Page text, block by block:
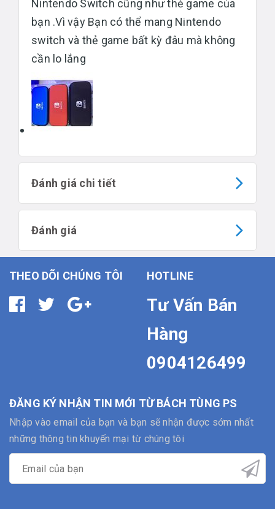
Nintendo Switch cũng như thẻ game của
bạn .Vì vậy Bạn có thể mang Nintendo
switch và thẻ game bất kỳ đâu mà không
cần lo lắng
Đánh giá chi tiết
Đánh giá
THEO DÕI CHÚNG TÔI HOTLINE
Tư Vấn Bán
Hàng
0904126499
ĐĂNG KÝ NHẬN TIN MỚI TỪ BÁCH TÙNG PS
Nhập vào email của bạn và bạn sẽ nhận được sớm nhất
những thông tin khuyến mại từ chúng tôi